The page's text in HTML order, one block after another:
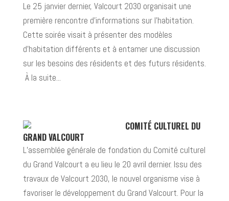
Le 25 janvier dernier, Valcourt 2030 organisait une
première rencontre d’informations sur l’habitation.
Cette soirée visait à présenter des modèles
d’habitation différents et à entamer une discussion
sur les besoins des résidents et des futurs résidents.
À la suite...
COMITÉ CULTUREL DU
GRAND VALCOURT
L’assemblée générale de fondation du Comité culturel
du Grand Valcourt a eu lieu le 20 avril dernier. Issu des
travaux de Valcourt 2030, le nouvel organisme vise à
favoriser le développement du Grand Valcourt. Pour la